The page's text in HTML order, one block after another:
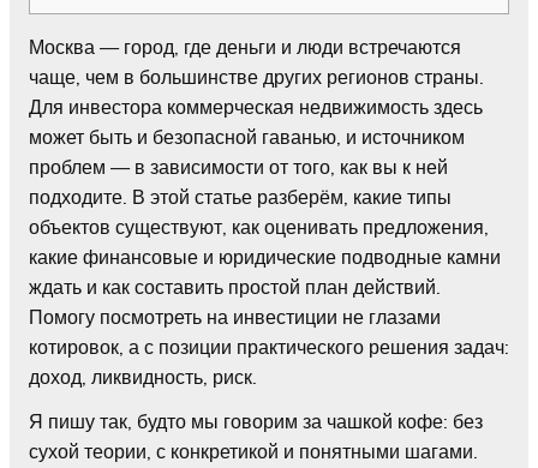
Москва — город, где деньги и люди встречаются
чаще, чем в большинстве других регионов страны.
Для инвестора коммерческая недвижимость здесь
может быть и безопасной гаванью, и источником
проблем — в зависимости от того, как вы к ней
подходите. В этой статье разберём, какие типы
объектов существуют, как оценивать предложения,
какие финансовые и юридические подводные камни
ждать и как составить простой план действий.
Помогу посмотреть на инвестиции не глазами
котировок, а с позиции практического решения задач:
доход, ликвидность, риск.
Я пишу так, будто мы говорим за чашкой кофе: без
сухой теории, с конкретикой и понятными шагами.